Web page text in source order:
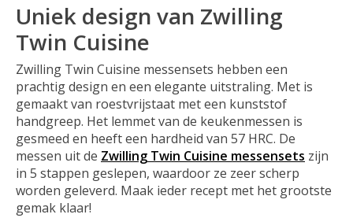
Uniek design van Zwilling
Twin Cuisine
Zwilling Twin Cuisine messensets hebben een
prachtig design en een elegante uitstraling. Met is
gemaakt van roestvrijstaat met een kunststof
handgreep. Het lemmet van de keukenmessen is
gesmeed en heeft een hardheid van 57 HRC. De
messen uit de Zwilling Twin Cuisine messensets zijn
in 5 stappen geslepen, waardoor ze zeer scherp
worden geleverd. Maak ieder recept met het grootste
gemak klaar!